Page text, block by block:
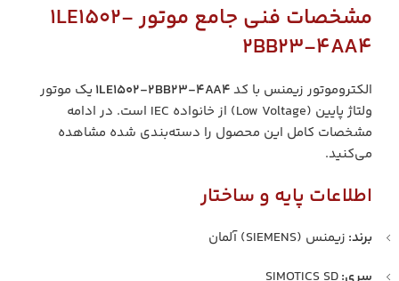
مشخصات فنی جامع موتور 1LE1502-
2BB23-4AA4
الکتروموتور زیمنس با کد1LE1502-2BB23-4AA4 یک موتور
ولتاژ پایین (Low Voltage) از خانواده IEC است. در ادامه
مشخصات کامل این محصول را دسته‌بندی شده مشاهده
می‌کنید.
اطلاعات پایه و ساختار
برند: زیمنس (SIEMENS) آلمان